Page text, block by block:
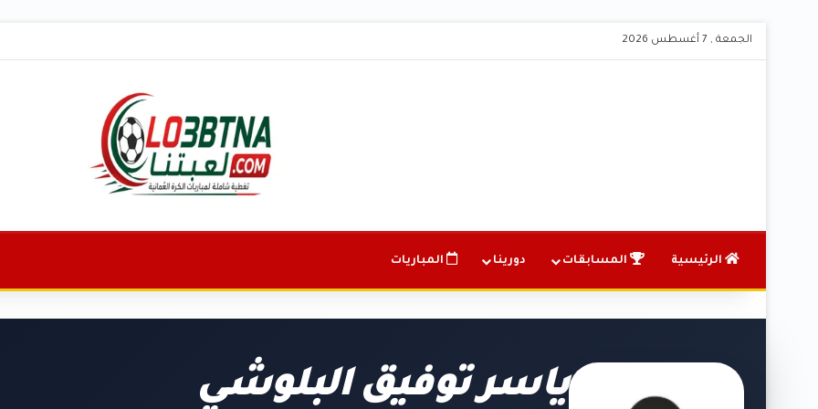
الجمعة , 7 أغسطس 2026
الرئيسية المسابقات دورينا المباريات
ياسر توفيق البلوشي